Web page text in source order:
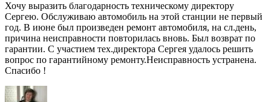
Хочу выразить благодарность техническому директору
Сергею. Обслуживаю автомобиль на этой станции не первый
год. В июне был произведен ремонт автомобиля, на сл.день,
причина неисправности повторилась вновь. Был возврат по
гарантии. С участием тех.директора Сергея удалось решить
вопрос по гарантийному ремонту.Неисправность устранена.
Спасибо !